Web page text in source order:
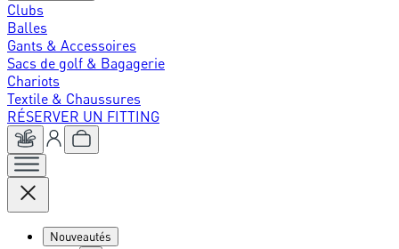
Clubs
Balles
Gants & Accessoires
Sacs de golf & Bagagerie
Chariots
Textile & Chaussures
RÉSERVER UN FITTING
Nouveautés